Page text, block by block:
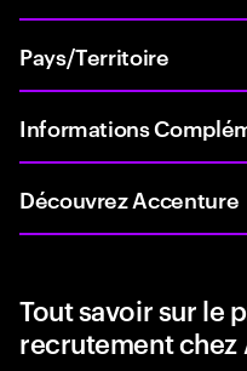
Pays/Territoire
Informations
Découvrez Accenture
Tout savoir sur le
recrutement chez